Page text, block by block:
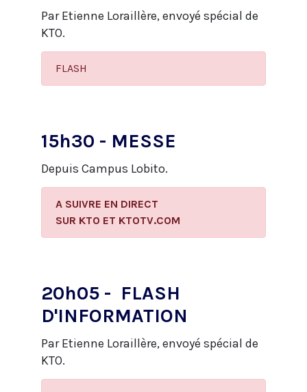
Par Etienne Loraillère, envoyé spécial de
KTO.
FLASH
15h30 - MESSE
Depuis Campus Lobito.
A SUIVRE EN DIRECT
​SUR KTO ET KTOTV.COM
20h05 - FLASH
D'INFORMATION
Par Etienne Loraillère, envoyé spécial de
KTO.